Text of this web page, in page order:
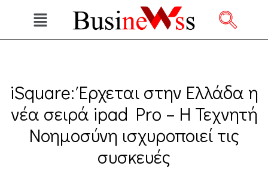
iSquare: Έρχεται στην Ελλάδα η
νέα σειρά ipad Pro – Η Τεχνητή
Νοημοσύνη ισχυροποιεί τις
συσκευές